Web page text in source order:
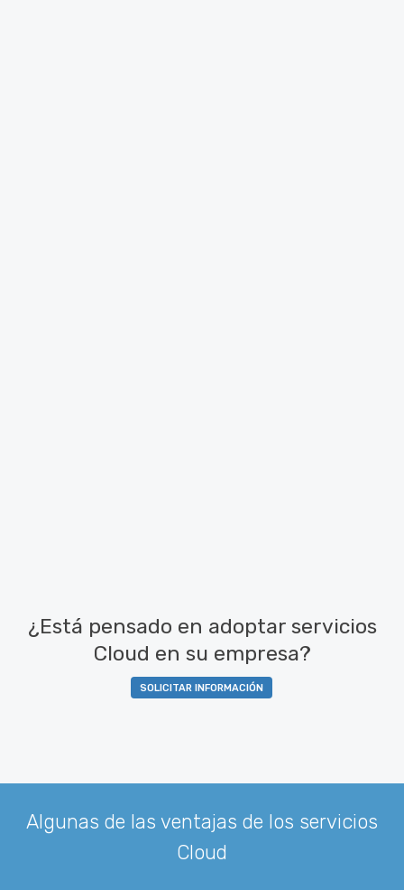
¿Está pensado en adoptar servicios
Cloud en su empresa?
SOLICITAR INFORMACIÓN
Algunas de las ventajas de los servicios
Cloud